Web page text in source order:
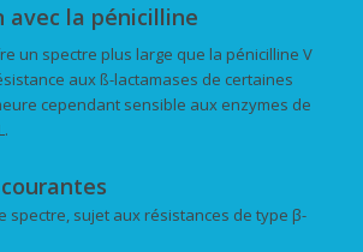
avec la pénicilline
un spectre plus large que la pénicilline V
aux ß-lactamases de certaines
cependant sensible aux enzymes de
spectre, sujet aux résistances de type β-